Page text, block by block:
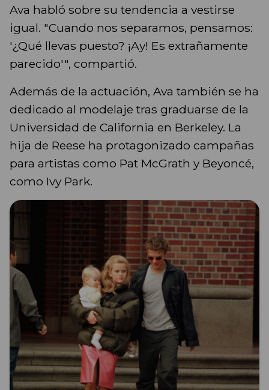
Ava habló sobre su tendencia a vestirse
igual. "Cuando nos separamos, pensamos:
'¿Qué llevas puesto? ¡Ay! Es extrañamente
parecido'", compartió.
Además de la actuación, Ava también se ha
dedicado al modelaje tras graduarse de la
Universidad de California en Berkeley. La
hija de Reese ha protagonizado campañas
para artistas como Pat McGrath y Beyoncé,
como Ivy Park.